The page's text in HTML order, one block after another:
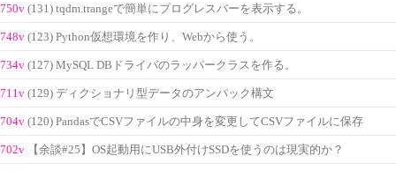
750v (131) tqdm.trangeで簡単にプログレスバーを表示する。
748v (123) Python仮想環境を作り、Webから使う。
734v (127) MySQL DBドライバのラッパークラスを作る。
711v (129) ディクショナリ型データのアンパック構文
704v (120) PandasでCSVファイルの中身を変更してCSVファイルに保存
702v 【余談#25】OS起動用にUSB外付けSSDを使うのは現実的か？